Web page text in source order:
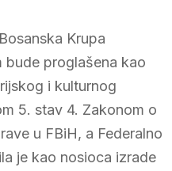
Krupa
bude proglašena kao
i kulturnog
5. stav 4. Zakonom o
u FBiH, a Federalno
je kao nosioca izrade